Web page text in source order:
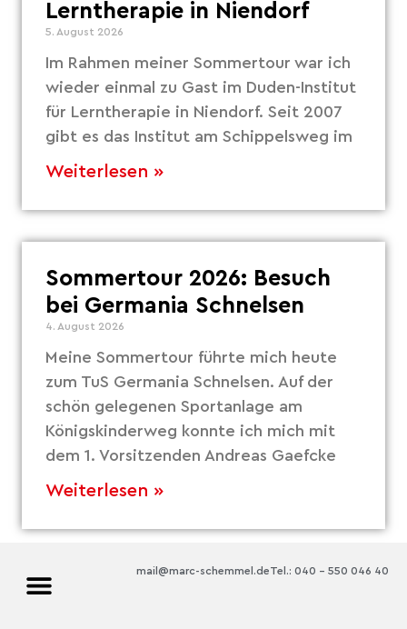
Lerntherapie in Niendorf
5. August 2026
Im Rahmen meiner Sommertour war ich
wieder einmal zu Gast im Duden-Institut
für Lerntherapie in Niendorf. Seit 2007
gibt es das Institut am Schippelsweg im
Weiterlesen »
Sommertour 2026: Besuch
bei Germania Schnelsen
4. August 2026
Meine Sommertour führte mich heute
zum TuS Germania Schnelsen. Auf der
schön gelegenen Sportanlage am
Königskinderweg konnte ich mich mit
dem 1. Vorsitzenden Andreas Gaefcke
Weiterlesen »
Tel.: 040 – 550 046 40
mail@marc-schemmel.de